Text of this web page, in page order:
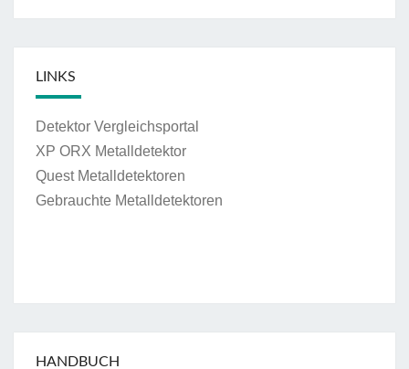
LINKS
Detektor Vergleichsportal
XP ORX Metalldetektor
Quest Metalldetektoren
Gebrauchte Metalldetektoren
HANDBUCH